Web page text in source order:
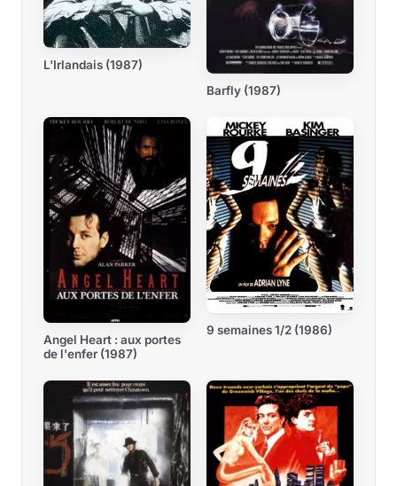
L'Irlandais (1987)
Barfly (1987)
Angel Heart : aux portes
de l'enfer (1987)
9 semaines 1/2 (1986)